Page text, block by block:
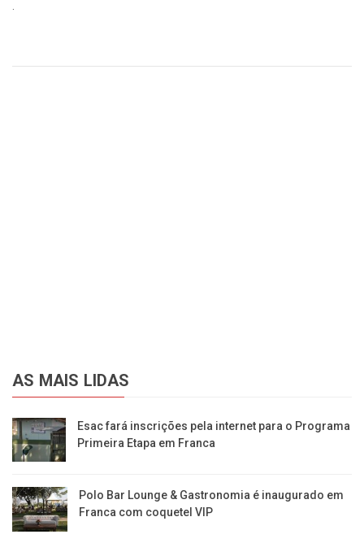
AS MAIS LIDAS
Esac fará inscrições pela internet para o Programa
Primeira Etapa em Franca
Polo Bar Lounge & Gastronomia é inaugurado em
Franca com coquetel VIP